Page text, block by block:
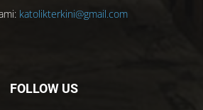
katolikterkini@gmail.com
FOLLOW US